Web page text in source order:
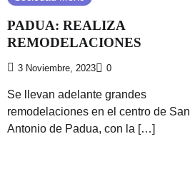
PADUA: REALIZA
REMODELACIONES
3 Noviembre, 2023 0
Se llevan adelante grandes
remodelaciones en el centro de San
Antonio de Padua, con la […]